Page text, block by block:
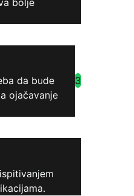
da bude
ojačavanje
3